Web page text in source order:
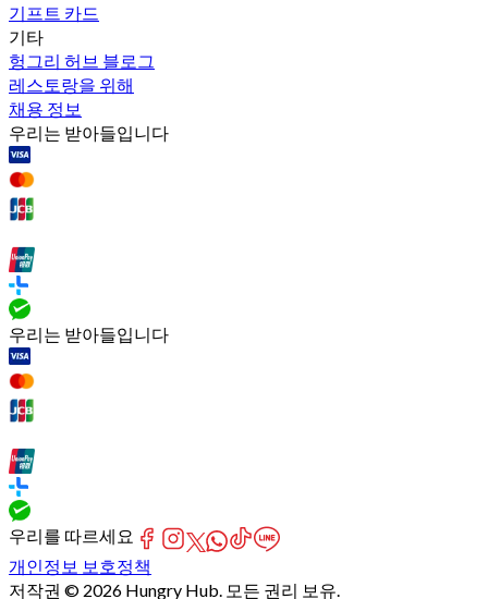
기프트 카드
기타
헝그리 허브 블로그
레스토랑을 위해
채용 정보
우리는 받아들입니다
우리는 받아들입니다
우리를 따르세요
개인정보 보호정책
저작권 © 2026 Hungry Hub. 모든 권리 보유.